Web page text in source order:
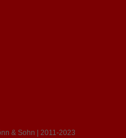
& Sohn | 2011-2023